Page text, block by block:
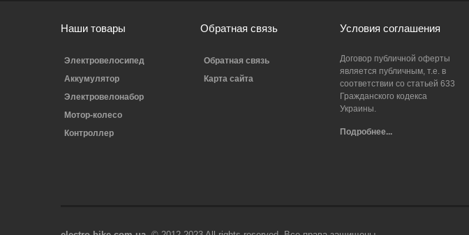
Наши товары
Электровелосипед
Аккумулятор
Электровелонабор
Мотор-колесо
Контроллер
Обратная связь
Обратная связь
Карта сайта
Условия соглашения
Договор публичной оферты
является публичным, т.е. в
соответствии со статьей 633
Гражданского кодекса
Украины.
Подробнее...